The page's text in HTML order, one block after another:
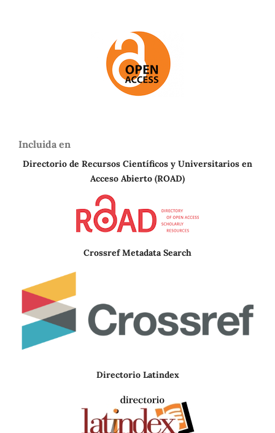
Incluida en
Directorio de Recursos Científicos y Universitarios en
Acceso Abierto (ROAD)
Crossref Metadata Search
Directorio Latindex